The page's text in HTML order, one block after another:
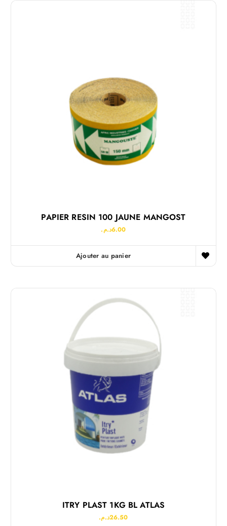
PAPIER RESIN 100 JAUNE MANGOST
6.00د.م.
Ajouter au panier
ITRY PLAST 1KG BL ATLAS
26.50د.م.